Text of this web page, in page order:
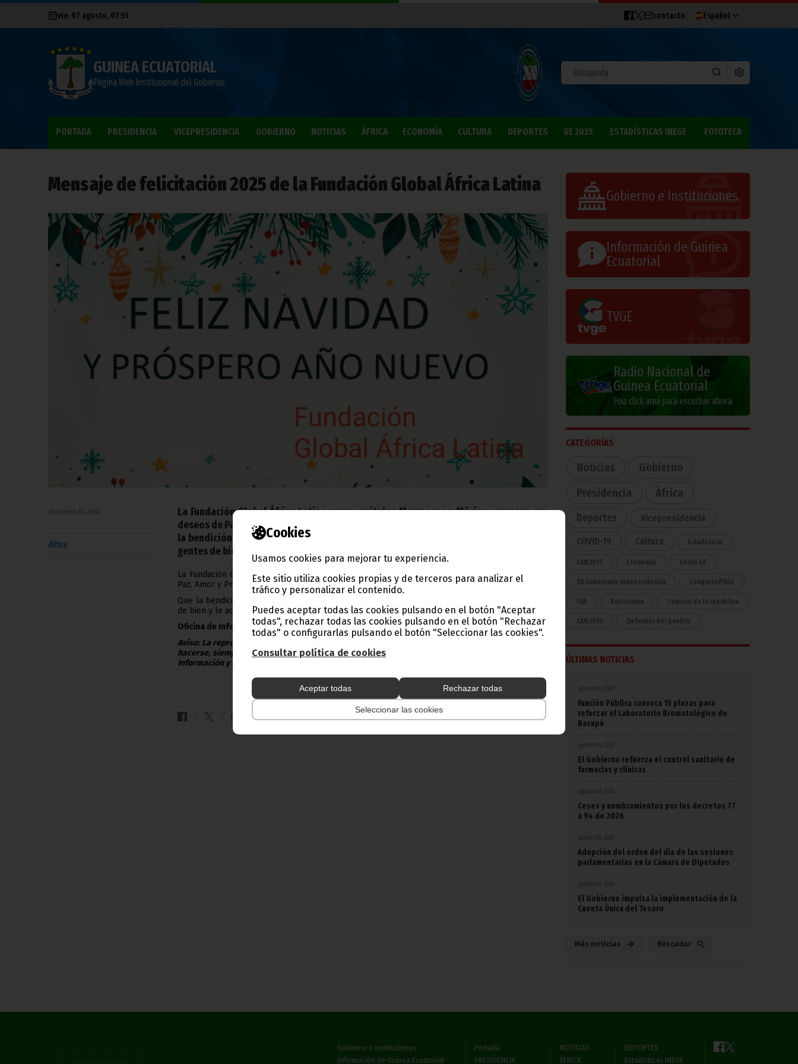
Cookies
Usamos cookies para mejorar tu experiencia.
Este sitio utiliza cookies propias y de terceros para analizar el
tráfico y personalizar el contenido.
Puedes aceptar todas las cookies pulsando en el botón "Aceptar
todas", rechazar todas las cookies pulsando en el botón "Rechazar
todas" o configurarlas pulsando el botón "Seleccionar las cookies".
Consultar política de cookies
Aceptar todas Rechazar todas
Seleccionar las cookies
vie. 07 agosto, 07:51 contacto Español
GUINEA ECUATORIAL
Página Web Institucional del Gobierno
PORTADA PRESIDENCIA VICEPRESIDENCIA GOBIERNO NOTICIAS ÁFRICA ECONOMÍA CULTURA DEPORTES GE 2035 ESTADÍSTICAS INEGE FOTOTECA
Mensaje de felicitación 2025 de la Fundación Global África Latina
diciembre 20, 2024
África
La Fundación Global África Latina y sus capítulos Marruecos y México expresan sus
deseos de Paz, Amor y Prosperidad al pueblo y autoridades de Guinea Ecuatorial. Que
la bendición de Cristo y su nacimiento inunden armonía a un país lleno de colores y
gentes de bien y le acompañen con un próspero año nuevo.
La Fundación Global África Latina y sus capítulos Marruecos y México expresan sus deseos de
Paz, Amor y Prosperidad al pueblo y autoridades de Guinea Ecuatorial.
Que la bendición de Cristo y su nacimiento inunden armonía a un país lleno de colores y gentes
de bien y le acompañen con un próspero año nuevo.
Oficina de Información y Prensa de Guinea Ecuatorial
Aviso: La reproducción total o parcial de este artículo o de las imágenes que lo acompañen de be
hacerse, siempre y en todo lugar, con la mención de la fuente de origen de la misma (Oficina de
Información y Prensa de Guinea Ecuatorial).
Gobierno e Instituciones
Información de Guinea
Ecuatorial
TVGE
Radio Nacional de
Guinea Ecuatorial
Haz click aquí para escuchar ahora
CATEGORÍAS
Noticias
Gobierno
Presidencia
África
Deportes Vicepresidencia
COVID-19 Cultura Estadísticas
CAN 2015 Economía Gente GE
50 Aniversario Independencia CongresoPDGE
FIJA Bielorrusia Consejo de la república
CAN 2025 Defensor del pueblo
ÚLTIMAS NOTICIAS
agosto 06, 2026
Función Pública convoca 15 plazas para
reforzar el Laboratorio Bromatológico de
Basupú
agosto 06, 2026
El Gobierno refuerza el control sanitario de
farmacias y clínicas
agosto 06, 2026
Ceses y nombramientos por los decretos 77
a 94 de 2026
agosto 05, 2026
Adopción del orden del día de las sesiones
parlamentarias en la Cámara de Diputados
agosto 05, 2026
El Gobierno impulsa la implementación de la
Cuenta Única del Tesoro
Más noticias Búscador
Gobierno e Instituciones
Información de Guinea Ecuatorial
Portada
PRESIDENCIA
NOTICIAS
ÁFRICA
DEPORTES
Estadísticas INEGE